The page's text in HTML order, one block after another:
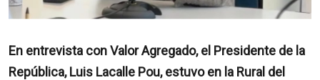
En entrevista con Valor Agregado, el Presidente de la
República, Luis Lacalle Pou, estuvo en la Rural del